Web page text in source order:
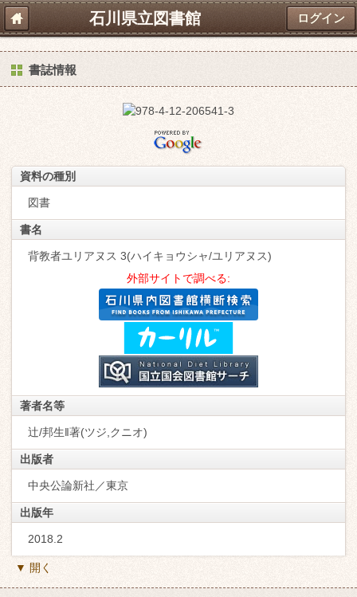
石川県立図書館 ログイン
書誌情報
資料の種別
図書
書名
背教者ユリアヌス 3(ハイキョウシャ/ユリアヌス)
外部サイトで調べる:
著者名等
辻/邦生‖著(ツジ,クニオ)
出版者
中央公論新社／東京
出版年
2018.2
▼ 開く